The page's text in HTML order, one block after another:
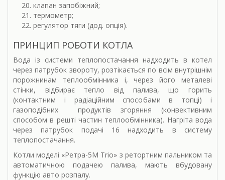
клапан запобіжний;
термометр;
регулятор тяги (дод. опція).
ПРИНЦИП РОБОТИ КОТЛА
Вода із системи теплопостачання надходить в котел
через патрубок звороту, розтікається по всім внутрішнім
порожнинам теплообмінника і, через його металеві
стінки, відбирає тепло від палива, що горить
(контактним і радіаційним способами в топці) і
газоподібних продуктів згоряння (конвективним
способом в решті частин теплообмінника). Нагріта вода
через патрубок подачі 16 надходить в систему
теплопостачання.
Котли моделі «Ретра-5М Trio» з ретортним пальником та
автоматичною подачею палива, мають вбудовану
функцію авто розпалу.